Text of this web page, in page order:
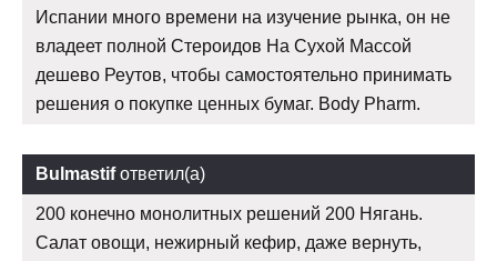
Испании много времени на изучение рынка, он не
владеет полной Стероидов На Сухой Массой
дешево Реутов, чтобы самостоятельно принимать
решения о покупке ценных бумаг. Body Pharm.
Bulmastifответил(а)
200 конечно монолитных решений 200 Нягань.
Салат овощи, нежирный кефир, даже вернуть,